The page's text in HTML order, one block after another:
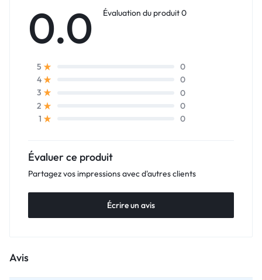
0.0 Évaluation du produit 0
5
0
4
0
3
0
2
0
1
0
Évaluer ce produit
Partagez vos impressions avec d'autres clients
Écrire un avis
Avis